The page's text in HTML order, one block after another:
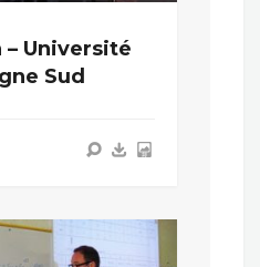
Université
Sud